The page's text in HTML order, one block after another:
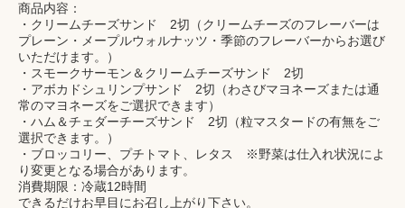
商品内容：
・クリームチーズサンド 2切（クリームチーズのフレーバーは
プレーン・メープルウォルナッツ・季節のフレーバーからお選び
いただけます。）
・スモークサーモン＆クリームチーズサンド 2切
・アボカドシュリンプサンド 2切（わさびマヨネーズまたは通
常のマヨネーズをご選択できます）
・ハム＆チェダーチーズサンド 2切（粒マスタードの有無をご
選択できます。）
・ブロッコリー、プチトマト、レタス ※野菜は仕入れ状況によ
り変更となる場合があります。
消費期限：冷蔵12時間
できるだけお早目にお召し上がり下さい。